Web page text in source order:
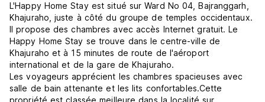
L'Happy Home Stay est situé sur Ward No 04, Bajranggarh,
Khajuraho, juste à côté du groupe de temples occidentaux.
Il propose des chambres avec accès Internet gratuit. Le
Happy Home Stay se trouve dans le centre-ville de
Khajuraho et à 15 minutes de route de l'aéroport
international et de la gare de Khajuraho.
Les voyageurs apprécient les chambres spacieuses avec
salle de bain attenante et les lits confortables.Cette
propriété est classée meilleure dans la localité sur